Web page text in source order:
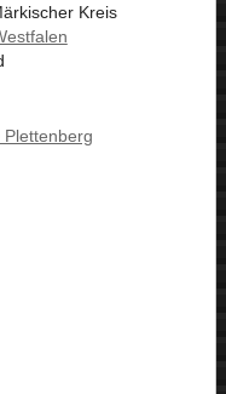
Kreis